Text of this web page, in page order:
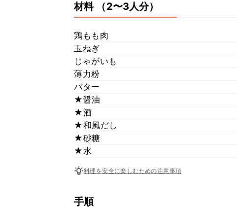
材料 （2〜3人分）
鶏もも肉
玉ねぎ
じゃがいも
薄力粉
バター
★醤油
★酒
★和風だし
★砂糖
★水
料理を安全に楽しむための注意事項
手順